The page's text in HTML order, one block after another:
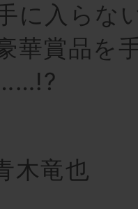
に入らな
華賞品を
木竜也